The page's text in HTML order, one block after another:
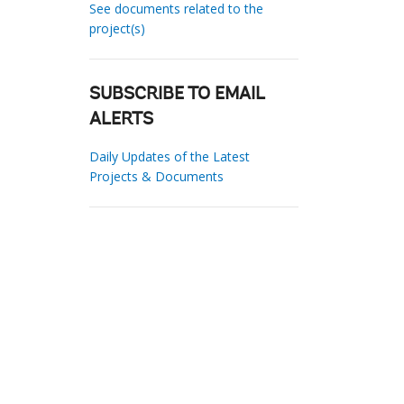
See documents related to the
project(s)
SUBSCRIBE TO EMAIL
ALERTS
Daily Updates of the Latest
Projects & Documents